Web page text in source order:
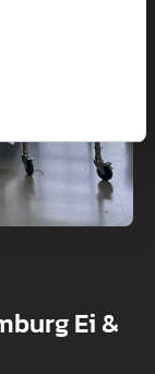
Ei &